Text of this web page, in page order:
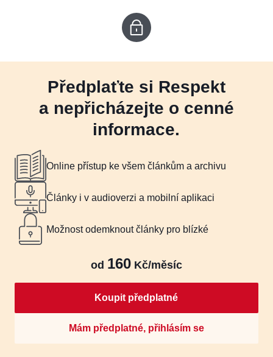
Předplaťte si Respekt
a nepřicházejte o cenné
informace.
Online přístup ke všem článkům a archivu
Články i v audioverzi a mobilní aplikaci
Možnost odemknout články pro blízké
od 160 Kč/měsíc
Koupit předplatné
Mám předplatné, přihlásím se